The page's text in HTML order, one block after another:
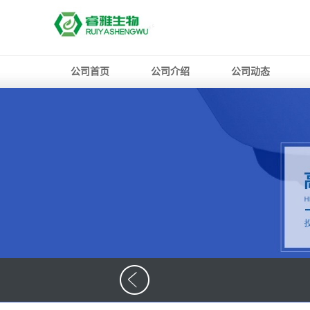
公司首页 公司介绍 公司动态